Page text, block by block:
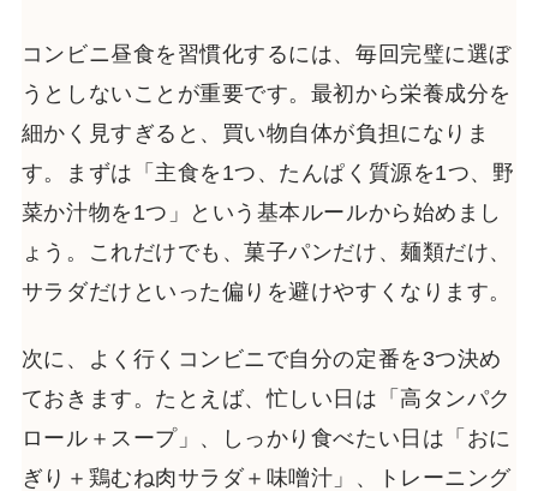
コンビニ昼食を習慣化するには、毎回完璧に選ぼ
うとしないことが重要です。最初から栄養成分を
細かく見すぎると、買い物自体が負担になりま
す。まずは「主食を1つ、たんぱく質源を1つ、野
菜か汁物を1つ」という基本ルールから始めまし
ょう。これだけでも、菓子パンだけ、麺類だけ、
サラダだけといった偏りを避けやすくなります。
次に、よく行くコンビニで自分の定番を3つ決め
ておきます。たとえば、忙しい日は「高タンパク
ロール＋スープ」、しっかり食べたい日は「おに
ぎり＋鶏むね肉サラダ＋味噌汁」、トレーニング